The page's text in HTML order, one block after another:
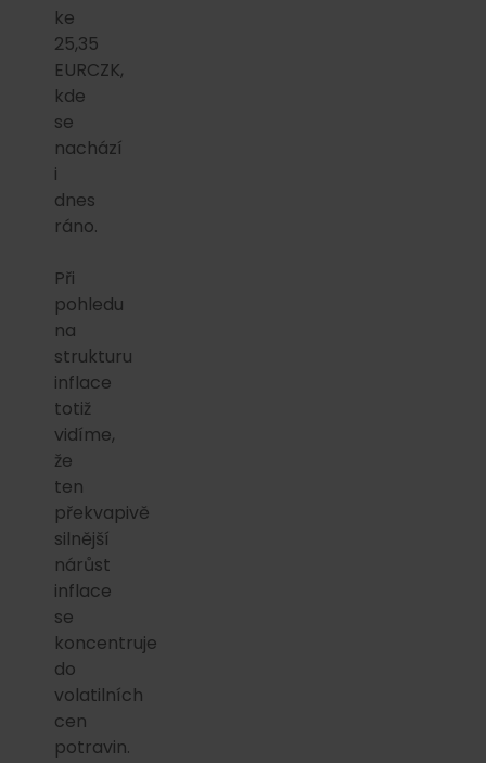
ke
25,35
EURCZK,
kde
se
nachází
i
dnes
ráno.
Při
pohledu
na
strukturu
inflace
totiž
vidíme,
že
ten
překvapivě
silnější
nárůst
inflace
se
koncentruje
do
volatilních
cen
potravin.